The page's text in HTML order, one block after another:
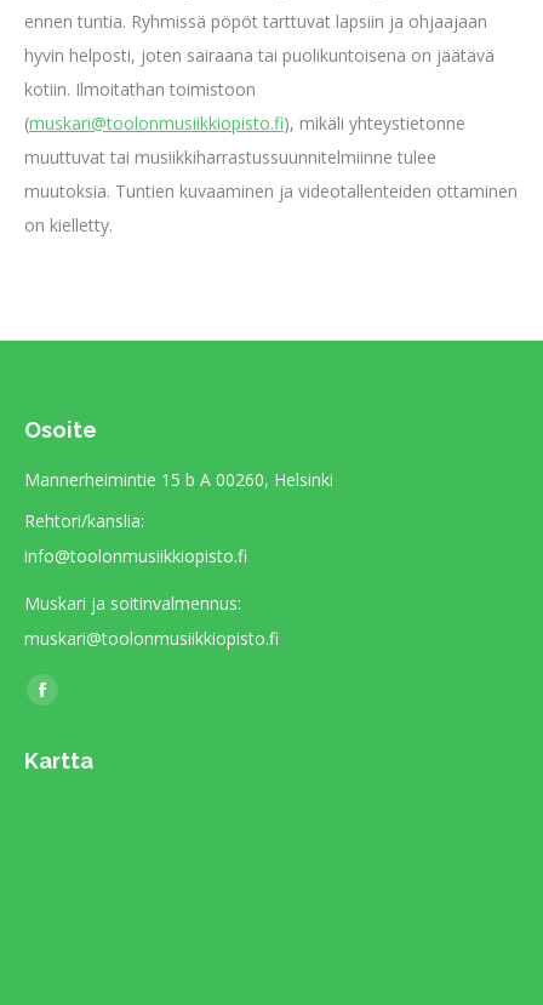
ennen tuntia. Ryhmissä pöpöt tarttuvat lapsiin ja ohjaajaan
hyvin helposti, joten sairaana tai puolikuntoisena on jäätävä
kotiin. Ilmoitathan toimistoon
(muskari@toolonmusiikkiopisto.fi), mikäli yhteystietonne
muuttuvat tai musiikkiharrastussuunnitelmiinne tulee
muutoksia. Tuntien kuvaaminen ja videotallenteiden ottaminen
on kielletty.
Osoite
Mannerheimintie 15 b A 00260, Helsinki
Rehtori/kanslia:
info@toolonmusiikkiopisto.fi
Muskari ja soitinvalmennus:
muskari@toolonmusiikkiopisto.fi
Find us on:
Facebook
opens
Kartta